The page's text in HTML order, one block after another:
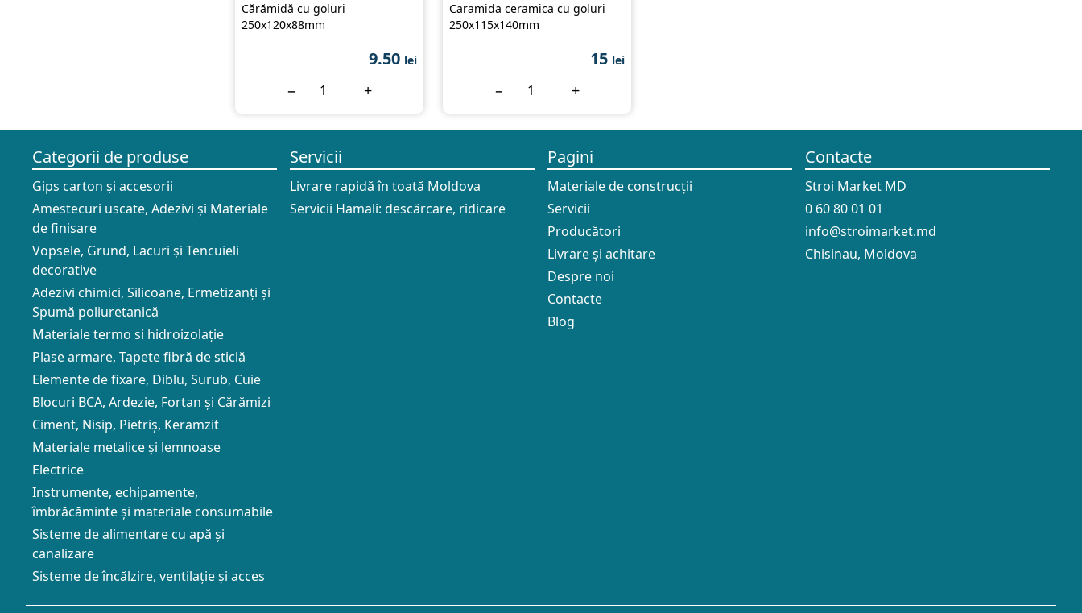
Cărămidă cu goluri
250x120x88mm
9.50 lei
− +
Caramida ceramica cu goluri
250x115x140mm
15 lei
− +
Categorii de produse
Gips carton și accesorii
Amestecuri uscate, Adezivi şi Materiale
de finisare
Vopsele, Grund, Lacuri și Tencuieli
decorative
Adezivi chimici, Silicoane, Ermetizanți și
Spumă poliuretanică
Materiale termo si hidroizolație
Plase armare, Tapete fibră de sticlă
Elemente de fixare, Diblu, Surub, Cuie
Blocuri BCA, Ardezie, Fortan și Cărămizi
Ciment, Nisip, Pietriș, Keramzit
Materiale metalice și lemnoase
Electrice
Instrumente, echipamente,
îmbrăcăminte și materiale consumabile
Sisteme de alimentare cu apă și
canalizare
Sisteme de încălzire, ventilație și acces
Servicii
Livrare rapidă în toată Moldova
Servicii Hamali: descărcare, ridicare
Pagini
Materiale de construcții
Servicii
Producători
Livrare și achitare
Despre noi
Contacte
Blog
Contacte
Stroi Market MD
0 60 80 01 01
info@stroimarket.md
Chisinau, Moldova